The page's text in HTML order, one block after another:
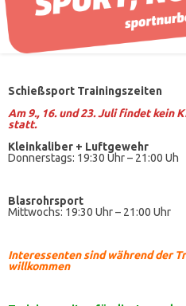
Schießsport Trainingszeiten
Am 9., 16. und 23. Juli findet kein
statt.
Kleinkaliber + Luftgewehr
Donnerstags: 19:30 Uhr – 21:00 Uh
Blasrohrsport
Mittwochs: 19:30 Uhr – 21:00 Uhr
Interessenten sind während der
willkommen